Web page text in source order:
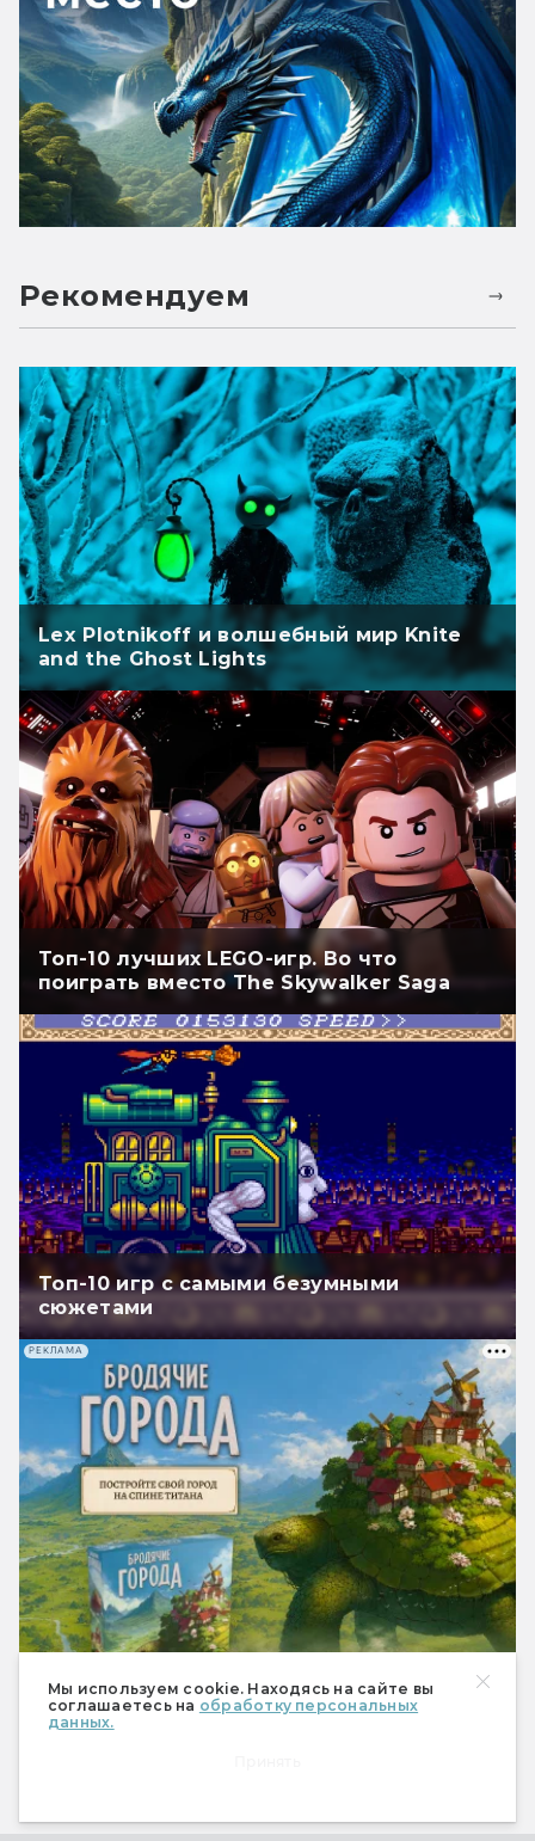
Мы используем cookie. Находясь на сайте вы
соглашаетесь на обработку персональных
данных.
Рекомендуем
Lex Plotnikoff и волшебный мир Knite
and the Ghost Lights
Топ-10 лучших LEGO-игр. Во что
поиграть вместо The Skywalker Saga
Топ-10 игр с самыми безумными
сюжетами
РЕКЛАМА